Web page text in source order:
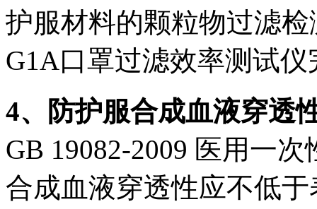
护服材料的颗粒物过滤
G1A口罩过滤效率测试
4、防护服合成血液穿透
GB 19082-2009 医用一
合成血液穿透性应不低